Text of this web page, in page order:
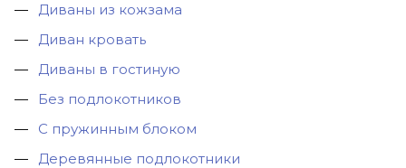
Диваны из кожзама
Диван кровать
Диваны в гостиную
Без подлокотников
С пружинным блоком
Деревянные подлокотники